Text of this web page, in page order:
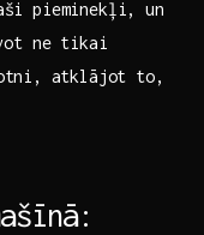
pieminekļi, ⁢un
ne tikai
atklājot to,